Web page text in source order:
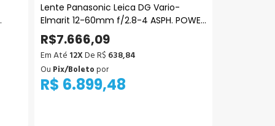
Lente Panasonic Leica DG Vario-
Elmarit 12-60mm f/2.8-4 ASPH. POWER
OIS (Micro Quatro Terços)
R$7.666,09
Em Até 12XDe R$ 638,84
R$ 6.899,48
Ou Pix/Boletopor